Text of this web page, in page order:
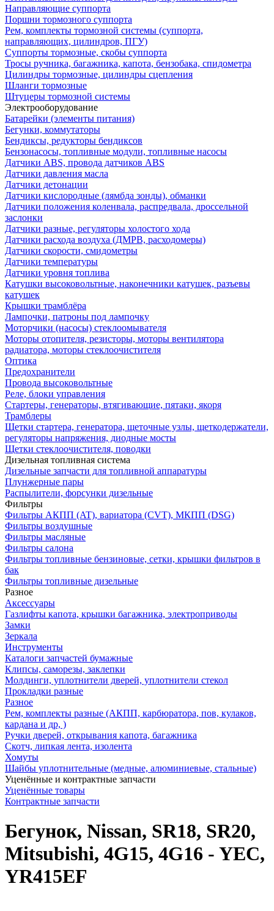
Направляющие суппорта
Поршни тормозного суппорта
Рем, комплекты тормозной системы (суппорта,
направляющих, цилиндров, ПГУ)
Суппорты тормозные, скобы суппорта
Тросы ручника, багажника, капота, бензобака, спидометра
Цилиндры тормозные, цилиндры сцепления
Шланги тормозные
Штуцеры тормозной системы
Электрооборудование
Батарейки (элементы питания)
Бегунки, коммутаторы
Бендиксы, редукторы бендиксов
Бензонасосы, топливные модули, топливные насосы
Датчики ABS, провода датчиков ABS
Датчики давления масла
Датчики детонации
Датчики кислородные (лямбда зонды), обманки
Датчики положения коленвала, распредвала, дроссельной
заслонки
Датчики разные, регуляторы холостого хода
Датчики расхода воздуха (ДМРВ, расходомеры)
Датчики скорости, смидометры
Датчики температуры
Датчики уровня топлива
Катушки высоковольтные, наконечники катушек, разъевы
катушек
Крышки трамблёра
Лампочки, патроны под лампочку
Моторчики (насосы) стеклоомывателя
Моторы отопителя, резисторы, моторы вентилятора
радиатора, моторы стеклоочистителя
Оптика
Предохранители
Провода высоковольтные
Реле, блоки управления
Стартеры, генераторы, втягивающие, пятаки, якоря
Трамблеры
Щетки стартера, генератора, щеточные узлы, щеткодержатели,
регуляторы напряжения, диодные мосты
Щетки стеклоочистителя, поводки
Дизельная топливная система
Дизельные запчасти для топливной аппаратуры
Плунжерные пары
Распылители, форсунки дизельные
Фильтры
Фильтры АКПП (AT), вариатора (CVT), МКПП (DSG)
Фильтры воздушные
Фильтры масляные
Фильтры салона
Фильтры топливные бензиновые, сетки, крышки фильтров в
бак
Фильтры топливные дизельные
Разное
Аксесcуары
Газлифты капота, крышки багажника, электроприводы
Замки
Зеркала
Инструменты
Каталоги запчастей бумажные
Клипсы, саморезы, заклепки
Молдинги, уплотнители дверей, уплотнители стекол
Прокладки разные
Разное
Рем, комплекты разные (АКПП, карбюратора, пов, кулаков,
кардана и др, )
Ручки дверей, открывания капота, багажника
Скотч, липкая лента, изолента
Хомуты
Шайбы уплотнительные (медные, алюминиевые, стальные)
Уценённые и контрактные запчасти
Уценённые товары
Контрактные запчасти
Бегунок, Nissan, SR18, SR20,
Mitsubishi, 4G15, 4G16 - YEC,
YR415EF